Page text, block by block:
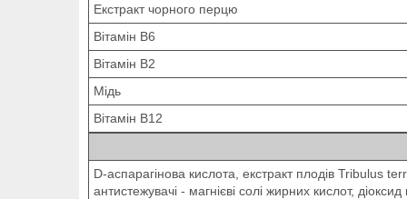
Екстракт чорного перцю
Вітамін В6
Вітамін В2
Мідь
Вітамін В12
D-аспарагінова кислота, екстракт плодів Tribulus
антистежувачі - магнієві солі жирних кислот,